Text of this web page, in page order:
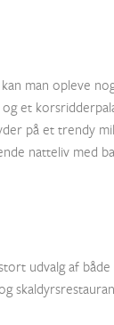
man opleve
et
på et trendy
natteliv med
udvalg af